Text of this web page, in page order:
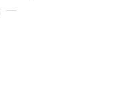
—